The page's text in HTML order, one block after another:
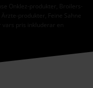
Onklez-produkter, Broilers-
produkter, Feine Sahne
pris inkluderar en